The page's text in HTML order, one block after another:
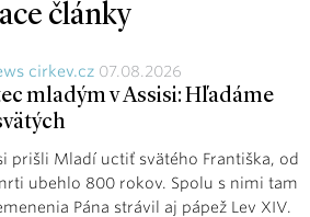
články
cirkev.cz 07.08.2026
mladým v Assisi: Hľadáme
prišli Mladí uctiť svätého Františka, od
ubehlo 800 rokov. Spolu s nimi tam
Pána strávil aj pápež Lev XIV.